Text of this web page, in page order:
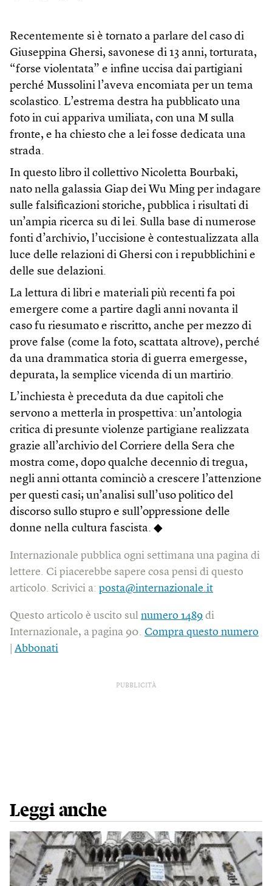
Recentemente si è tornato a parlare del caso di
Giuseppina Ghersi, savonese di 13 anni, torturata,
“forse violentata” e infine uccisa dai partigiani
perché Mussolini l’aveva encomiata per un tema
scolastico. L’estrema destra ha pubblicato una
foto in cui appariva umiliata, con una M sulla
fronte, e ha chiesto che a lei fosse dedicata una
strada.
In questo libro il collettivo Nicoletta Bourbaki,
nato nella galassia Giap dei Wu Ming per indagare
sulle falsificazioni storiche, pubblica i risultati di
un’ampia ricerca su di lei. Sulla base di numerose
fonti d’archivio, l’uccisione è contestualizzata alla
luce delle relazioni di Ghersi con i repubblichini e
delle sue delazioni.
La lettura di libri e materiali più recenti fa poi
emergere come a partire dagli anni novanta il
caso fu riesumato e riscritto, anche per mezzo di
prove false (come la foto, scattata altrove), perché
da una drammatica storia di guerra emergesse,
depurata, la semplice vicenda di un martirio.
L’inchiesta è preceduta da due capitoli che
servono a metterla in prospettiva: un’antologia
critica di presunte violenze partigiane realizzata
grazie all’archivio del Corriere della Sera che
mostra come, dopo qualche decennio di tregua,
negli anni ottanta cominciò a crescere l’attenzione
per questi casi; un’analisi sull’uso politico del
discorso sullo stupro e sull’oppressione delle
donne nella cultura fascista. ◆
Internazionale pubblica ogni settimana una pagina di
lettere. Ci piacerebbe sapere cosa pensi di questo
articolo. Scrivici a: posta@internazionale.it
Questo articolo è uscito sul numero 1489 di
Internazionale, a pagina 90. Compra questo numero
Abbonati
PUBBLICITÀ
Leggi anche